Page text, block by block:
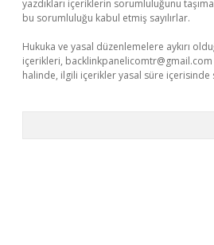
yazdıkları içeriklerin sorumluluğunu
bu sorumluluğu kabul etmiş sayılırlar.
Hukuka ve yasal düzenlemelere aykırı
içerikleri, backlinkpanelicomtr@gmail.com
halinde, ilgili içerikler yasal süre içerisinde